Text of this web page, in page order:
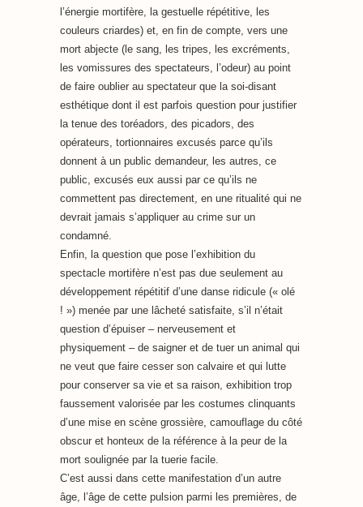
l’énergie mortifère, la gestuelle répétitive, les
couleurs criardes) et, en fin de compte, vers une
mort abjecte (le sang, les tripes, les excréments,
les vomissures des spectateurs, l’odeur) au point
de faire oublier au spectateur que la soi-disant
esthétique dont il est parfois question pour justifier
la tenue des toréadors, des picadors, des
opérateurs, tortionnaires excusés parce qu’ils
donnent à un public demandeur, les autres, ce
public, excusés eux aussi par ce qu’ils ne
commettent pas directement, en une ritualité qui ne
devrait jamais s’appliquer au crime sur un
condamné.
Enfin, la question que pose l’exhibition du
spectacle mortifère n’est pas due seulement au
développement répétitif d’une danse ridicule (« olé
! ») menée par une lâcheté satisfaite, s’il n’était
question d’épuiser – nerveusement et
physiquement – de saigner et de tuer un animal qui
ne veut que faire cesser son calvaire et qui lutte
pour conserver sa vie et sa raison, exhibition trop
faussement valorisée par les costumes clinquants
d’une mise en scène grossière, camouflage du côté
obscur et honteux de la référence à la peur de la
mort soulignée par la tuerie facile.
C’est aussi dans cette manifestation d’un autre
âge, l’âge de cette pulsion parmi les premières, de